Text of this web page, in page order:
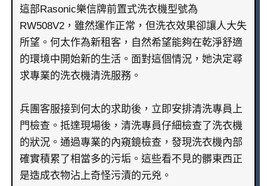
這部Rasonic樂信牌前置式洗衣機型號為
RW508V2，雖然運作正常，但洗衣效果卻讓人大失
所望。何太作為新租客，自然希望能夠在乾淨舒適
的環境中開始新的生活。面對這個情況，她決定尋
求專業的洗衣機清洗服務。
兵團客服接到何太的求助後，立即安排清洗專員上
門檢查。抵達現場後，清洗專員仔細檢查了洗衣機
的狀況。通過專業的內窺鏡檢查，發現洗衣機內部
確實積累了相當多的污垢。這些看不見的髒東西正
是造成衣物沾上奇怪污漬的元兇。